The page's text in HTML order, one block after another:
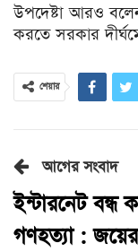
উপদেষ্টা আরও
করতে সরকার
শেয়ার
আগের সংবাদ
ইন্টারনেট বন্ধ
গণহত্যা : জয়ের